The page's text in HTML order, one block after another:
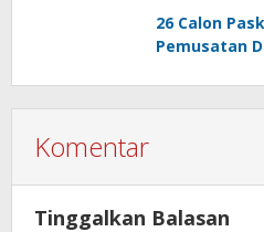
26 Calon
Pemusatan
Komentar
Tinggalkan Balasan